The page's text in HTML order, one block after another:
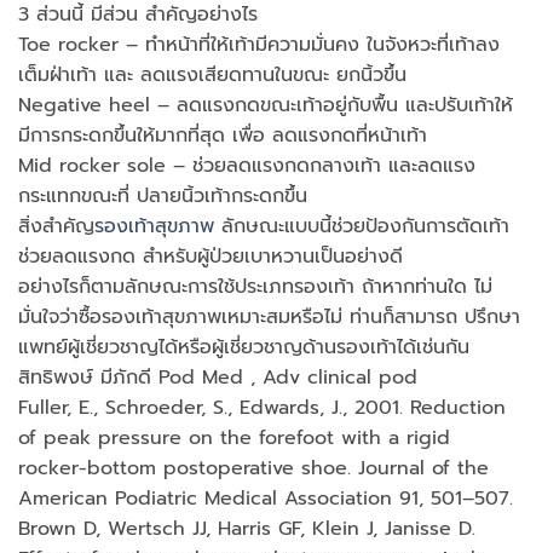
3 ส่วนนี้ มีส่วน สำคัญอย่างไร
Toe rocker – ทำหน้าที่ให้เท้ามีความมั่นคง ในจังหวะที่เท้าลง
เต็มฝ่าเท้า และ ลดแรงเสียดทานในขณะ ยกนิ้วขึ้น
Negative heel – ลดแรงกดขณะเท้าอยู่กับพื้น และปรับเท้าให้
มีการกระดกขึ้นให้มากที่สุด เพื่อ ลดแรงกดที่หน้าเท้า
Mid rocker sole – ช่วยลดแรงกดกลางเท้า และลดแรง
กระแทกขณะที่ ปลายนิ้วเท้ากระดกขึ้น
สิ่งสำคัญรองเท้าสุขภาพ ลักษณะแบบนี้ช่วยป้องกันการตัดเท้า
ช่วยลดแรงกด สำหรับผู้ป่วยเบาหวานเป็นอย่างดี
อย่างไรก็ตามลักษณะการใช้ประเภทรองเท้า ถ้าหากท่านใด ไม่
มั่นใจว่าซื้อรองเท้าสุขภาพเหมาะสมหรือไม่ ท่านก็สามารถ ปรึกษา
แพทย์ผู้เชี่ยวชาญได้หรือผู้เชี่ยวชาญด้านรองเท้าได้เช่นกัน
สิทธิพงษ์ มีภักดี Pod Med , Adv clinical pod
Fuller, E., Schroeder, S., Edwards, J., 2001. Reduction
of peak pressure on the forefoot with a rigid
rocker-bottom postoperative shoe. Journal of the
American Podiatric Medical Association 91, 501–507.
Brown D, Wertsch JJ, Harris GF, Klein J, Janisse D.